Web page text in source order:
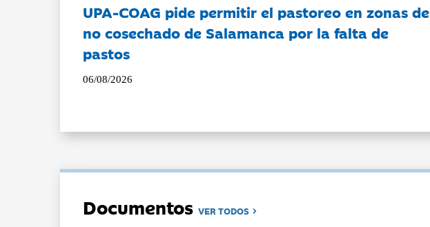
UPA-COAG pide permitir el pastoreo en zonas de
no cosechado de Salamanca por la falta de
pastos
06/08/2026
DocumentosVER TODOS